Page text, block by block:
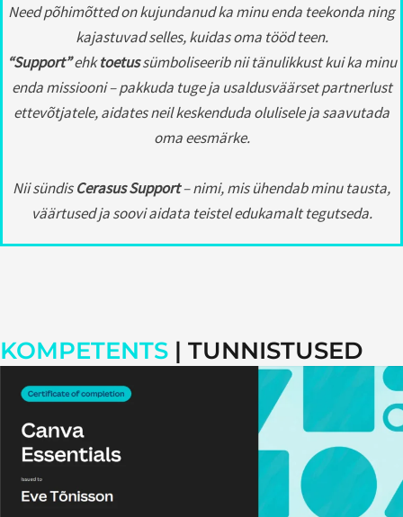
Need põhimõtted on kujundanud ka minu enda teekonda ning
kajastuvad selles, kuidas oma tööd teen.
“Support”ehktoetussümboliseerib nii tänulikkust kui ka minu
enda missiooni – pakkuda tuge ja usaldusväärset partnerlust
ettevõtjatele, aidates neil keskenduda olulisele ja saavutada
oma eesmärke.
Nii sündisCerasus Support– nimi, mis ühendab minu tausta,
väärtused ja soovi aidata teistel edukamalt tegutseda.
KOMPETENTS | TUNNISTUSED